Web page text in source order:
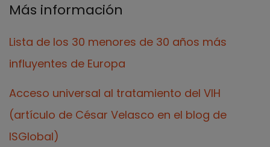
Más información
Lista de los 30 menores de 30 años más
influyentes de Europa
Acceso universal al tratamiento del VIH
(artículo de César Velasco en el blog de
ISGlobal)